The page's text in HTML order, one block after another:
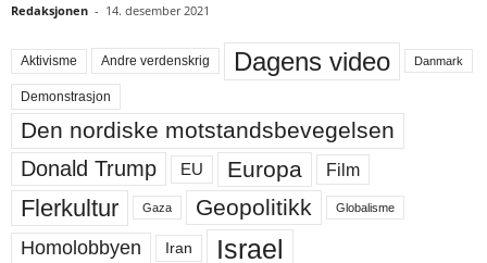
Redaksjonen - 14. desember 2021
Aktivisme Andre verdenskrig Dagens video Danmark
Demonstrasjon
Den nordiske motstandsbevegelsen
Donald Trump EU Europa Film
Flerkultur Gaza Geopolitikk Globalisme
Homolobbyen Iran Israel